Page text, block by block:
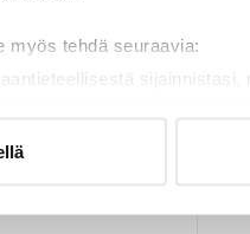
myös tehdä seuraavia: